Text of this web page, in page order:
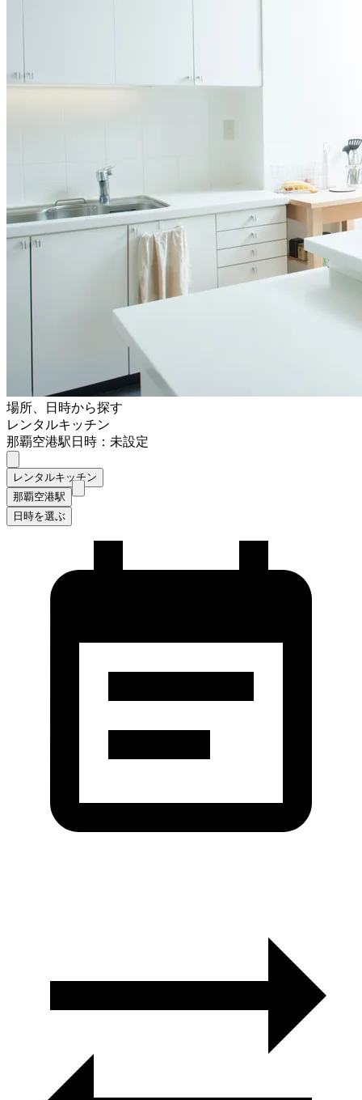
場所、日時から探す
レンタルキッチン
那覇空港駅日時：未設定
レンタルキッチン
那覇空港駅
日時を選ぶ